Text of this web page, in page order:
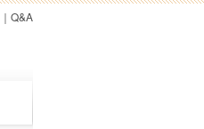
Q&A
｜